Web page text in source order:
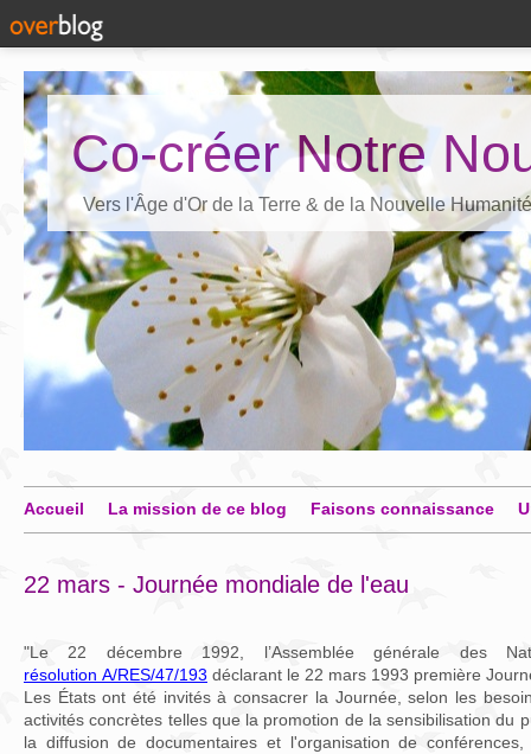
Co-créer Notre
Vers l'Âge d'Or de la Terre & de la Nouvelle Humanité
Accueil La mission de ce blog Faisons connaissance
22 mars - Journée mondiale de l'eau
"Le 22 décembre 1992, l’Assemblée générale des
résolution A/RES/47/193 déclarant le 22 mars 1993 première
Les États ont été invités à consacrer la Journée, selon les
activités concrètes telles que la promotion de la sensibilisation du
la diffusion de documentaires et l'organisation de